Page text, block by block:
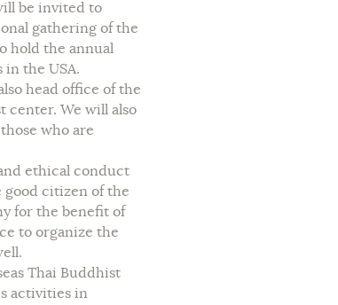
be invited to
gathering of the
hold the annual
the USA.
head office of the
center. We will also
who are
ethical conduct
good citizen of the
for the benefit of
to organize the
Thai Buddhist
activities in